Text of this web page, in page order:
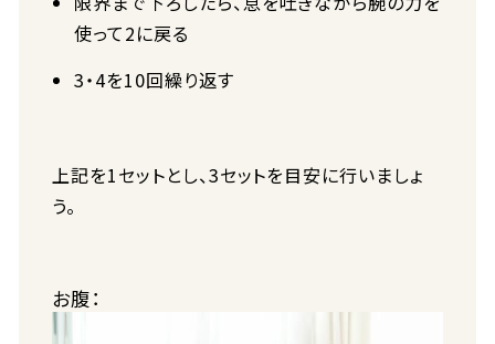
使って2に戻る
3・4を10回繰り返す
上記を1セットとし、3セットを目安に行いましょ
う。
お腹：